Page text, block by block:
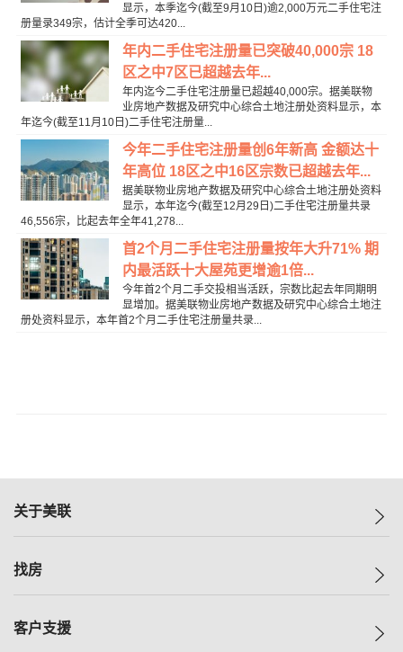
显示，本季迄今(截至9月10日)逾2,000万元二手住宅注
册量录349宗，估计全季可达420...
年内二手住宅注册量已突破40,000宗 18
区之中7区已超越去年...
年内迄今二手住宅注册量已超越40,000宗。据美联物
业房地产数据及研究中心综合土地注册处资料显示，本
年迄今(截至11月10日)二手住宅注册量...
今年二手住宅注册量创6年新高 金额达十
年高位 18区之中16区宗数已超越去年...
据美联物业房地产数据及研究中心综合土地注册处资料
显示，本年迄今(截至12月29日)二手住宅注册量共录
46,556宗，比起去年全年41,278...
首2个月二手住宅注册量按年大升71% 期
内最活跃十大屋苑更增逾1倍...
今年首2个月二手交投相当活跃，宗数比起去年同期明
显增加。据美联物业房地产数据及研究中心综合土地注
册处资料显示，本年首2个月二手住宅注册量共录...
关于美联
美联集团
人才招募
找房
一手新房
客户支援